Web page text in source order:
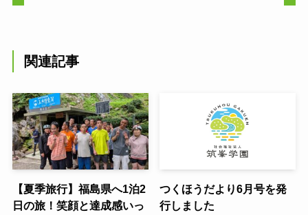
関連記事
【夏季旅行】福島県へ1泊2
日の旅！笑顔と達成感いっ
つくほうだより6月号を発
行しました